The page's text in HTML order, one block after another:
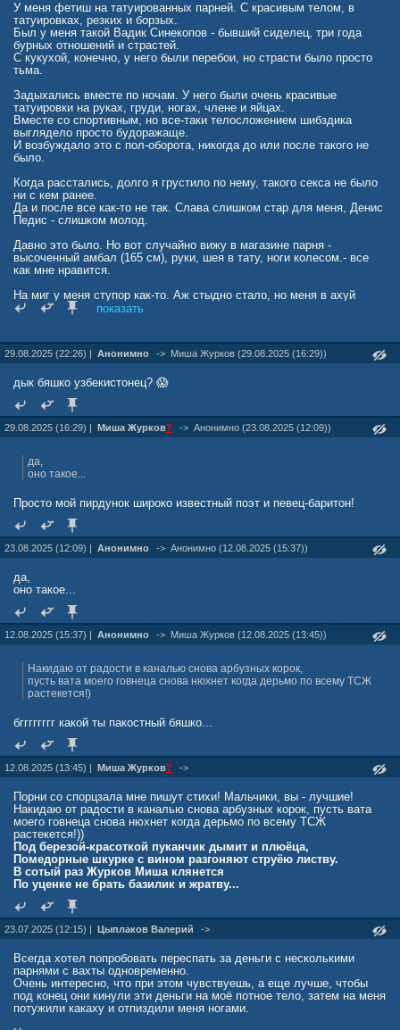
У меня фетиш на татуированных парней. С красивым телом, в
татуировках, резких и борзых.
Был у меня такой Вадик Синекопов - бывший сиделец, три года
бурных отношений и страстей.
С кукухой, конечно, у него были перебои, но страсти было просто
тьма.
Задыхались вместе по ночам. У него были очень красивые
татуировки на руках, груди, ногах, члене и яйцах.
Вместе со спортивным, но все-таки телосложением шибздика
выглядело просто будоражаще.
И возбуждало это с пол-оборота, никогда до или после такого не
было.
Когда расстались, долго я грустило по нему, такого секса не было
ни с кем ранее.
Да и после все как-то не так. Слава слишком стар для меня, Денис
Педис - слишком молод.
Давно это было. Но вот случайно вижу в магазине парня -
высоченный амбал (165 см), руки, шея в тату, ноги колесом.- все
как мне нравится.
На миг у меня ступор как-то. Аж стыдно стало, но меня в ахуй
бросило на мгновение.
показать
29.08.2025 (22:26) | Анонимно -> Mиша Журков (29.08.2025 (16:29))
дык бяшко узбекистонец? 😱
29.08.2025 (16:29) | Mиша Журков? -> Анонимно (23.08.2025 (12:09))
да,
оно такое...
Просто мой пирдунок широко известный поэт и певец-баритон!
23.08.2025 (12:09) | Анонимно -> Анонимно (12.08.2025 (15:37))
да,
оно такое...
12.08.2025 (15:37) | Анонимно -> Миша Жуpков (12.08.2025 (13:45))
Накидаю от радости в каналью снова арбузных корок,
пусть вата моего говнеца снова нюхнет когда дерьмо по всему ТСЖ
растекется!)
бгггггггг какой ты пакостный бяшко...
12.08.2025 (13:45) | Миша Жуpков? ->
Порни со спорцзала мне пишут стихи! Мальчики, вы - лучшие!
Накидаю от радости в каналью снова арбузных корок, пусть вата
моего говнеца снова нюхнет когда дерьмо по всему ТСЖ
растекется!))
Под березой-красоткой пуканчик дымит и плюёца,
Помедорные шкурке с вином разгоняют струёю листву.
В сотый раз Журков Миша клянется
По уценке не брать базилик и жратву...
23.07.2025 (12:15) | Цыплаков Валерий ->
Всегда хотел попробовать переспать за деньги c несколькими
парнями с вахты одновременно.
Очень интересно, что при этом чувствуешь, а еще лучше, чтобы
под конец они кинули эти деньги на моё потное тело, затем на меня
потужили какаху и отпиздили меня ногами.